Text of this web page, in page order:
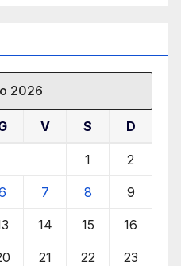
2026
V S D
1 2
7 8 9
14 15 16
21 22 23